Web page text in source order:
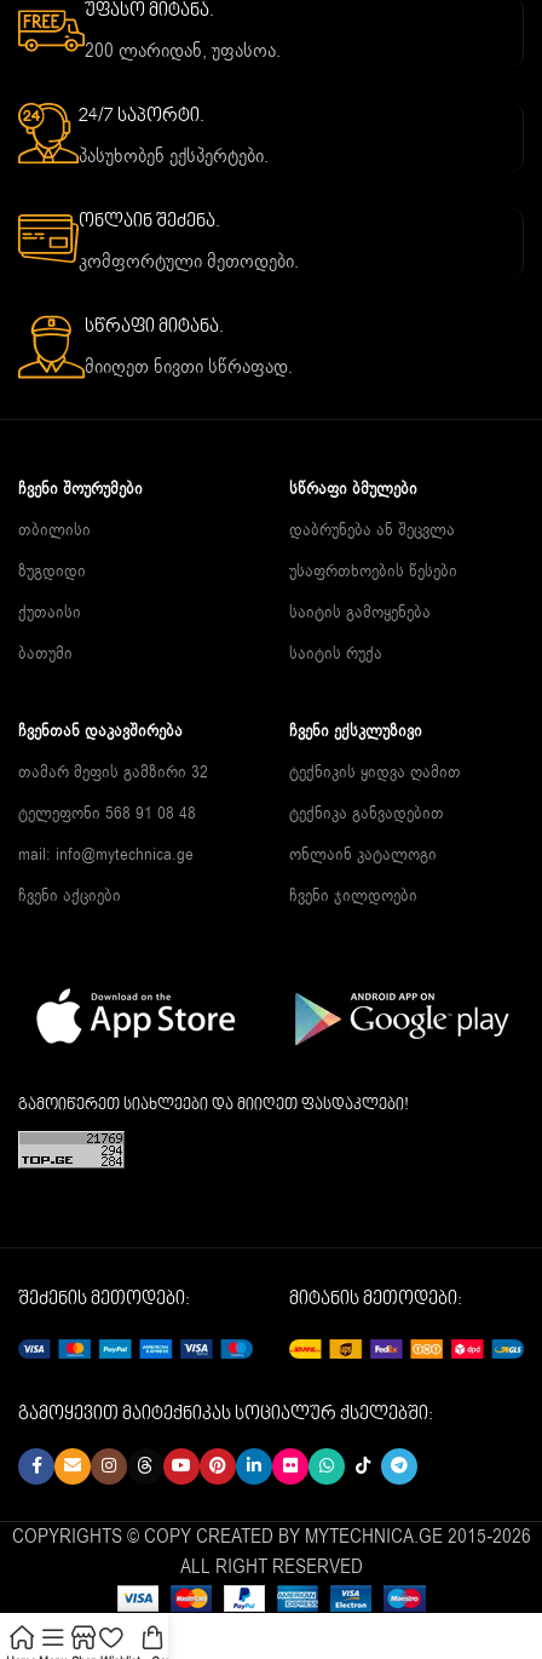
უფასო მიტანა.
200 ლარიდან, უფასოა.
24/7 საპორტი.
პასუხობენ ექსპერტები.
ონლაინ შეძენა.
კომფორტული მეთოდები.
სწრაფი მიტანა.
მიიღეთ ნივთი სწრაფად.
ᲩᲕᲔᲜᲘ ᲨᲝᲣᲠᲣᲛᲔᲑᲘ
თბილისი
ზუგდიდი
ქუთაისი
ბათუმი
ᲡᲬᲠᲐᲤᲘ ᲑᲛᲣᲚᲔᲑᲘ
დაბრუნება ან შეცვლა
უსაფრთხოების წესები
საიტის გამოყენება
საიტის რუქა
ᲩᲕᲔᲜᲗᲐᲜ ᲓᲐᲙᲐᲕᲨᲘᲠᲔᲑᲐ
თამარ მეფის გამზირი 32
ტელეფონი 568 91 08 48
mail: info@mytechnica.ge
ჩვენი აქციები
ᲩᲕᲔᲜᲘ ᲔᲥᲡᲙᲚᲣᲖᲘᲕᲘ
ტექნიკის ყიდვა ღამით
ტექნიკა განვადებით
ონლაინ კატალოგი
ჩვენი ჯილდოები
გამოიწერეთ სიახლეები და მიიღეთ ფასდაკლები!
შეძენის მეთოდები: მიტანის მეთოდები:
გამოყევით მაიტექნიკას სოციალურ ქსელებში:
COPYRIGHTS © COPY CREATED BY MYTECHNICA.GE 2015-2026
ALL RIGHT RESERVED